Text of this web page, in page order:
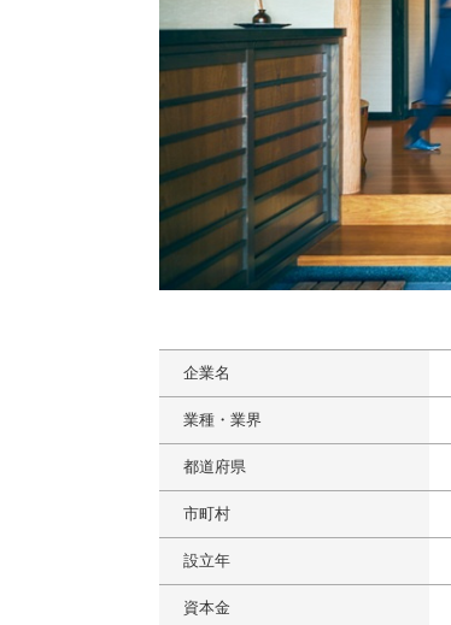
企業名
業種・業界
都道府県
市町村
設立年
資本金